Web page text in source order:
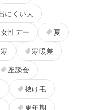
にくい人
性デー
夏
寒
寒暖差
座談会
抜け毛
更年期